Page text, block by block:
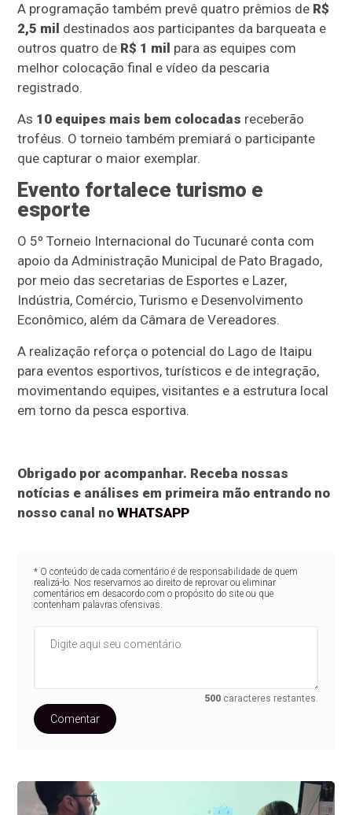
A programação também prevê quatro prêmios de R$
2,5 mil destinados aos participantes da barqueata e
outros quatro de R$ 1 mil para as equipes com
melhor colocação final e vídeo da pescaria
registrado.
As 10 equipes mais bem colocadas receberão
troféus. O torneio também premiará o participante
que capturar o maior exemplar.
Evento fortalece turismo e
esporte
O 5º Torneio Internacional do Tucunaré conta com
apoio da Administração Municipal de Pato Bragado,
por meio das secretarias de Esportes e Lazer,
Indústria, Comércio, Turismo e Desenvolvimento
Econômico, além da Câmara de Vereadores.
A realização reforça o potencial do Lago de Itaipu
para eventos esportivos, turísticos e de integração,
movimentando equipes, visitantes e a estrutura local
em torno da pesca esportiva.
Obrigado por acompanhar. Receba nossas
notícias e análises em primeira mão entrando no
nosso canal noWHATSAPP
* O conteúdo de cada comentário é de responsabilidade de quem
realizá-lo. Nos reservamos ao direito de reprovar ou eliminar
comentários em desacordo com o propósito do site ou que
contenham palavras ofensivas.
500 caracteres restantes.
Comentar